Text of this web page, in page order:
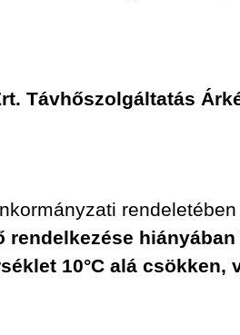
Távhőszolgáltatás
10°C alá csökken,